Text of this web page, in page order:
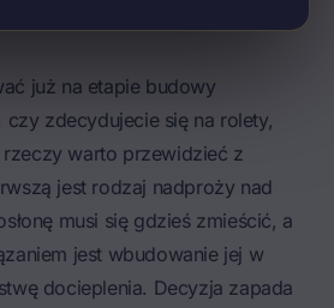
wykonania węgarków
już na etapie budowy
zdecydujecie się na rolety,
warto przewidzieć z
jest rodzaj nadproży nad
musi się gdzieś zmieścić, a
jest wbudowanie jej w
docieplenia. Decyzja zapada